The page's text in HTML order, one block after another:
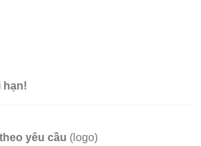
hạn!
theo yêu cầu (logo)